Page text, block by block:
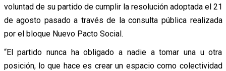
voluntad de su partido de cumplir la resolución adoptada el 21
de agosto pasado a través de la consulta pública realizada
por el bloque Nuevo Pacto Social.
“El partido nunca ha obligado a nadie a tomar una u otra
posición, lo que hace es crear un espacio como colectividad